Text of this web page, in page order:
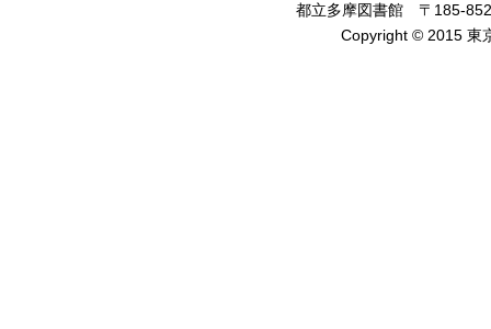
都立多摩図書館 〒185-
Copyright © 2015 東